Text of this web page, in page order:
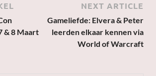
& 8 Maart
NEXT ARTICLE
Gameliefde: Elvera & Peter
leerden elkaar kennen via
World of Warcraft